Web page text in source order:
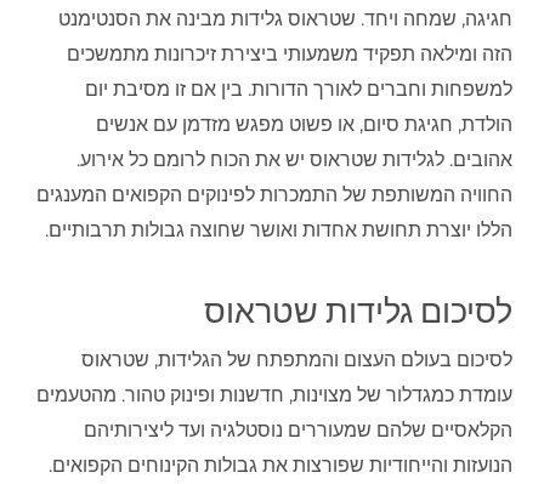
חגיגה, שמחה ויחד. שטראוס גלידות מבינה את הסנטימנט
הזה ומילאה תפקיד משמעותי ביצירת זיכרונות מתמשכים
למשפחות וחברים לאורך הדורות. בין אם זו מסיבת יום
הולדת, חגיגת סיום, או פשוט מפגש מזדמן עם אנשים
אהובים. לגלידות שטראוס יש את הכוח לרומם כל אירוע.
החוויה המשותפת של התמכרות לפינוקים הקפואים המענגים
הללו יוצרת תחושת אחדות ואושר שחוצה גבולות תרבותיים.
לסיכום גלידות שטראוס
לסיכום בעולם העצום והמתפתח של הגלידות, שטראוס
עומדת כמגדלור של מצוינות, חדשנות ופינוק טהור. מהטעמים
הקלאסיים שלהם שמעוררים נוסטלגיה ועד ליצירותיהם
הנועזות והייחודיות שפורצות את גבולות הקינוחים הקפואים.